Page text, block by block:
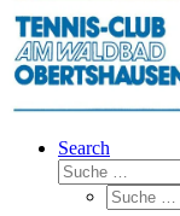
Search
Suche
Suche